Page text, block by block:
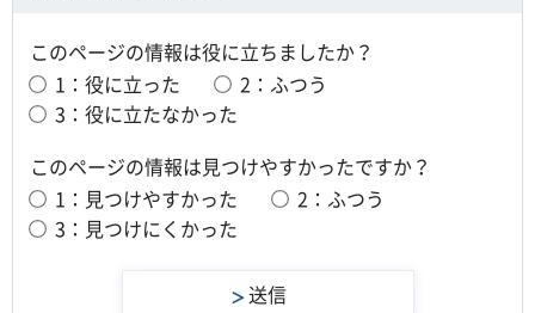
このページの情報は役に立ちましたか？
1：役に立った
2：ふつう
3：役に立たなかった
このページの情報は見つけやすかったですか？
1：見つけやすかった
2：ふつう
3：見つけにくかった